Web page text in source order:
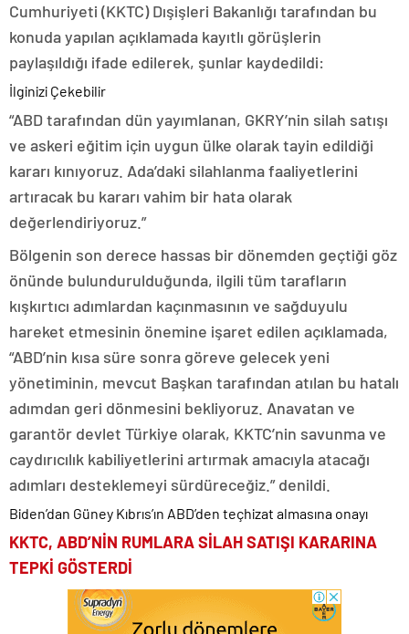
Cumhuriyeti (KKTC) Dışişleri Bakanlığı tarafından bu
konuda yapılan açıklamada kayıtlı görüşlerin
paylaşıldığı ifade edilerek, şunlar kaydedildi:
İlginizi Çekebilir
“ABD tarafından dün yayımlanan, GKRY’nin silah satışı
ve askeri eğitim için uygun ülke olarak tayin edildiği
kararı kınıyoruz. Ada’daki silahlanma faaliyetlerini
artıracak bu kararı vahim bir hata olarak
değerlendiriyoruz.”
Bölgenin son derece hassas bir dönemden geçtiği göz
önünde bulundurulduğunda, ilgili tüm tarafların
kışkırtıcı adımlardan kaçınmasının ve sağduyulu
hareket etmesinin önemine işaret edilen açıklamada,
“ABD’nin kısa süre sonra göreve gelecek yeni
yönetiminin, mevcut Başkan tarafından atılan bu hatalı
adımdan geri dönmesini bekliyoruz. Anavatan ve
garantör devlet Türkiye olarak, KKTC’nin savunma ve
caydırıcılık kabiliyetlerini artırmak amacıyla atacağı
adımları desteklemeyi sürdüreceğiz.” denildi.
Biden’dan Güney Kıbrıs’ın ABD’den teçhizat almasına onayı
KKTC, ABD’NİN RUMLARA SİLAH SATIŞI KARARINA
TEPKİ GÖSTERDİ